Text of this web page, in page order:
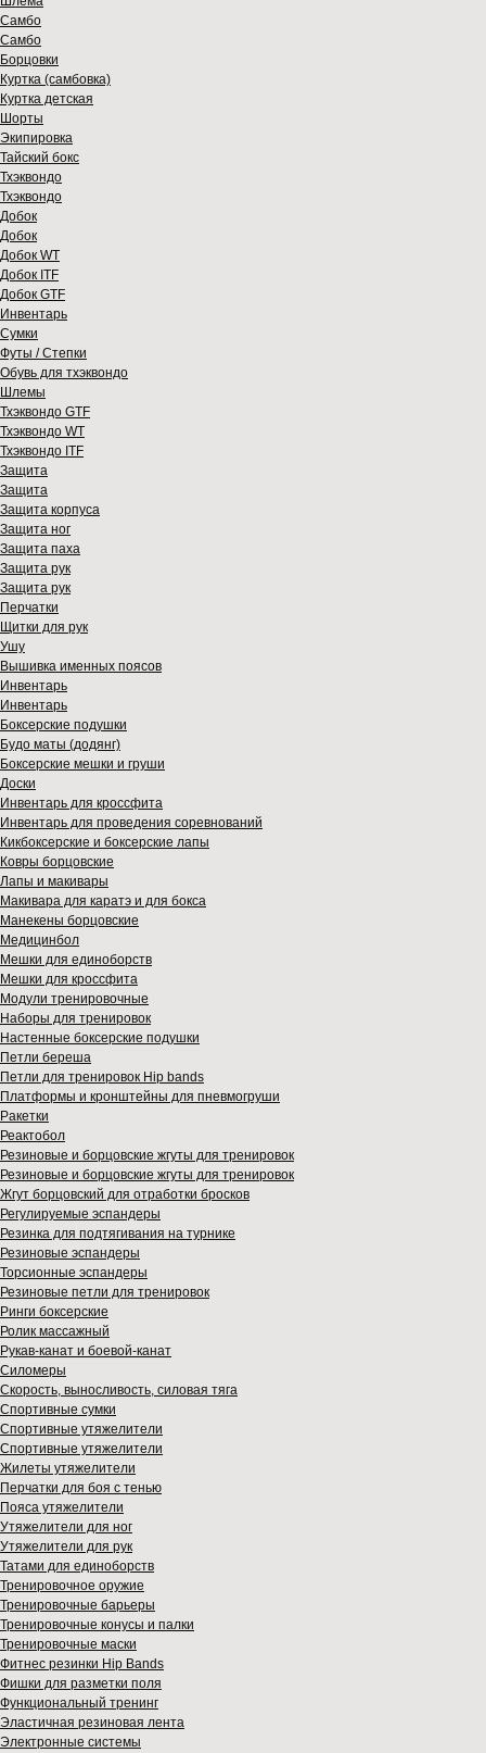
Самбо
Самбо
Борцовки
Куртка (самбовка)
Куртка детская
Шорты
Экипировка
Тайский бокс
Тхэквондо
Тхэквондо
Добок
Добок
Добок WT
Добок ITF
Добок GTF
Инвентарь
Сумки
Футы / Степки
Обувь для тхэквондо
Шлемы
Тхэквондо GTF
Тхэквондо WT
Тхэквондо ITF
Защита
Защита
Защита корпуса
Защита ног
Защита паха
Защита рук
Защита рук
Перчатки
Щитки для рук
Ушу
Вышивка именных поясов
Инвентарь
Инвентарь
Боксерские подушки
Будо маты (додянг)
Боксерские мешки и груши
Доски
Инвентарь для кроссфита
Инвентарь для проведения соревнований
Кикбоксерские и боксерские лапы
Ковры борцовские
Лапы и макивары
Макивара для каратэ и для бокса
Манекены борцовские
Медицинбол
Мешки для единоборств
Мешки для кроссфита
Модули тренировочные
Наборы для тренировок
Настенные боксерские подушки
Петли береша
Петли для тренировок Hip bands
Платформы и кронштейны для пневмогруши
Ракетки
Реактобол
Резиновые и борцовские жгуты для тренировок
Резиновые и борцовские жгуты для тренировок
Жгут борцовский для отработки бросков
Регулируемые эспандеры
Резинка для подтягивания на турнике
Резиновые эспандеры
Торсионные эспандеры
Резиновые петли для тренировок
Ринги боксерские
Ролик массажный
Рукав-канат и боевой-канат
Силомеры
Скорость, выносливость, силовая тяга
Спортивные сумки
Спортивные утяжелители
Спортивные утяжелители
Жилеты утяжелители
Перчатки для боя с тенью
Пояса утяжелители
Утяжелители для ног
Утяжелители для рук
Татами для единоборств
Тренировочное оружие
Тренировочные барьеры
Тренировочные конусы и палки
Тренировочные маски
Фитнес резинки Hip Bands
Фишки для разметки поля
Функциональный тренинг
Эластичная резиновая лента
Электронные системы